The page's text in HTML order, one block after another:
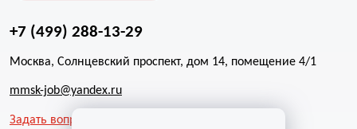
+7 (499) 288-13-29
Москва, Солнцевский проспект, дом 14, помещение 4/1
mmsk-job@yandex.ru
Задать вопрос